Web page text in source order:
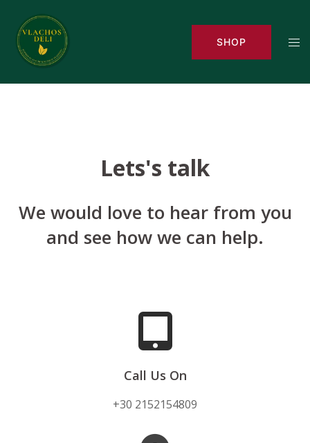
content
SHOP
Lets's talk
We would love to hear from you
and see how we can help.
Call Us On
+30 2152154809